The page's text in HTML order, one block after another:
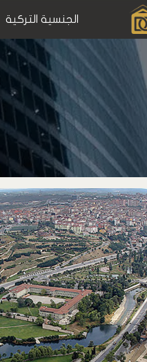
الجنسية التركية